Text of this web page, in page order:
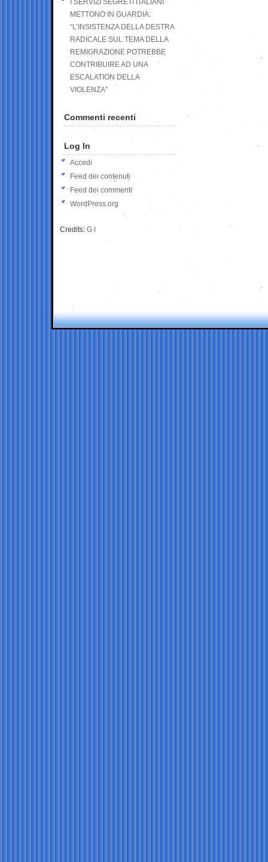
I SERVIZI SEGRETI ITALIANI
METTONO IN GUARDIA:
“L’INSISTENZA DELLA DESTRA
RADICALE SUL TEMA DELLA
REMIGRAZIONE POTREBBE
CONTRIBUIRE AD UNA
ESCALATION DELLA
VIOLENZA”
Commenti recenti
Log In
Accedi
Feed dei contenuti
Feed dei commenti
WordPress.org
Credits: G.I